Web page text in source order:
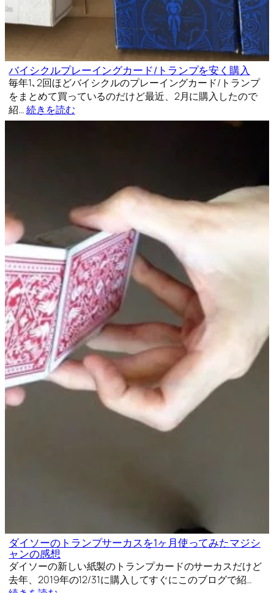
バイシクルプレーイングカード/トランプを安く購入
毎年1､2回ほどバイシクルのプレーイングカード/トランプ
をまとめて買っているのだけど最近、2月に購入したので
紹…続きを読む
ダイソーのトランプサーカスを1ヶ月使ってみたマジシ
ャンの感想
ダイソーの新しい紙製のトランプカードのサーカスだけど
去年、2019年の12/31に購入してすぐにこのブログで紹…